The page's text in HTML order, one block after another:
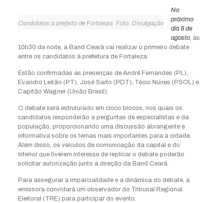
Candidatos a prefeito de Fortaleza. Foto: Divulgação
No
próximo
dia 8 de
agosto, às
10h30 da noite, a Band Ceará vai realizar o primeiro debate
entre os candidatos à prefeitura de Fortaleza.
Estão confirmadas as presenças de André Fernandes (PL),
Evandro Leitão (PT), José Sarto (PDT), Técio Nunes (PSOL) e
Capitão Wagner (União Brasil).
O debate será estruturado em cinco blocos, nos quais os
candidatos responderão a perguntas de especialistas e da
população, proporcionando uma discussão abrangente e
informativa sobre os temas mais importantes para a cidade.
Além disso, os veículos de comunicação da capital e do
interior que tiverem interesse de replicar o debate poderão
solicitar autorização junto à direção da Band Ceará.
Para assegurar a imparcialidade e a dinâmica do debate, a
emissora convidará um observador do Tribunal Regional
Eleitoral (TRE) para participar do evento.